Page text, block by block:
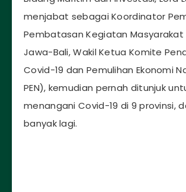
menjabat sebagai Koordinator
Pembatasan Kegiatan Masyarakat
Jawa-Bali, Wakil Ketua Komite
Covid-19 dan Pemulihan Ekonomi
PEN), kemudian pernah ditunjuk
menangani Covid-19 di 9 provinsi,
banyak lagi.